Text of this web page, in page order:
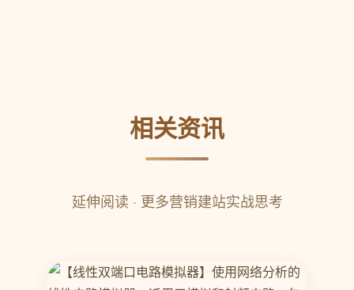
相关资讯
延伸阅读 · 更多营销建站实战思考